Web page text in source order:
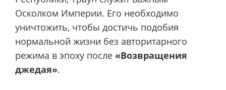
Осколком Империи. Его необходимо
уничтожить, чтобы достичь подобия
нормальной жизни без авторитарного
режима в эпоху после «Возвращения
джедая».